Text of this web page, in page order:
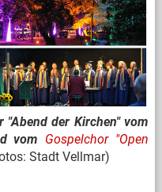
der Kirchen" vom
vom Gospelchor "Open
Stadt Vellmar)